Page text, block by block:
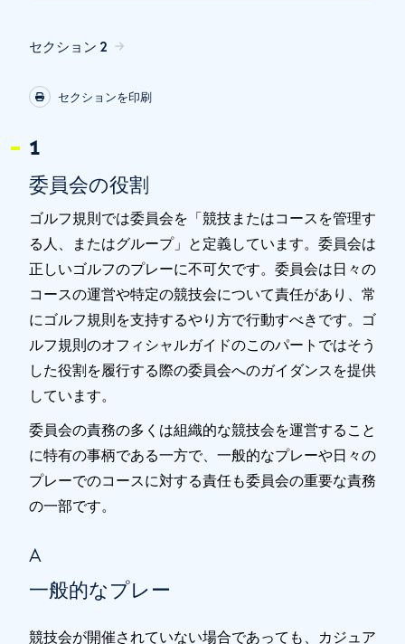
セクション 2
セクションを印刷
1
委員会の役割
ゴルフ規則では委員会を「競技またはコースを管理す
る人、またはグループ」と定義しています。委員会は
正しいゴルフのプレーに不可欠です。委員会は日々の
コースの運営や特定の競技会について責任があり、常
にゴルフ規則を支持するやり方で行動すべきです。ゴ
ルフ規則のオフィシャルガイドのこのパートではそう
した役割を履行する際の委員会へのガイダンスを提供
しています。
委員会の責務の多くは組織的な競技会を運営すること
に特有の事柄である一方で、一般的なプレーや日々の
プレーでのコースに対する責任も委員会の重要な責務
の一部です。
A
一般的なプレー
競技会が開催されていない場合であっても、カジュア